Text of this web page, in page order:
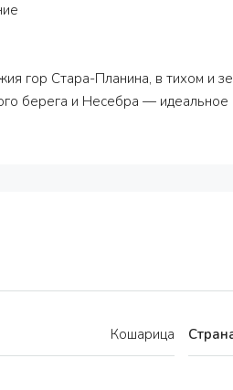
гор Стара-Планина, в тихом и
берега и Несебра — идеальное
Кошарица